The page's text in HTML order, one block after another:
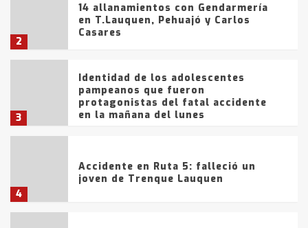
2
14 allanamientos con Gendarmería
en T.Lauquen, Pehuajó y Carlos
Casares
3
Identidad de los adolescentes
pampeanos que fueron
protagonistas del fatal accidente
en la mañana del lunes
4
Accidente en Ruta 5: falleció un
joven de Trenque Lauquen